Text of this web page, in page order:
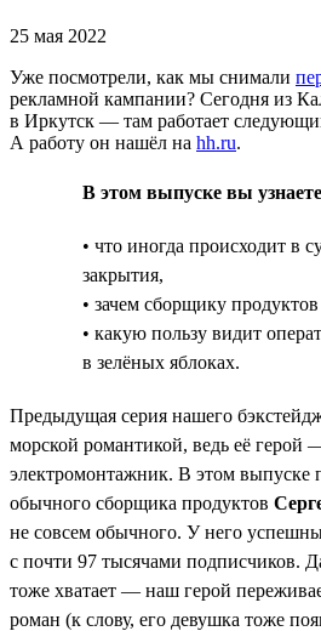
25 мая 2022
Уже посмотрели, как мы снимали
рекламной кампании? Сегодня из
в Иркутск — там работает
А работу он нашёл на hh.ru.
В этом выпуске вы
• что иногда происходит в
закрытия,
• зачем сборщику
• какую пользу видит
в зелёных яблоках.
Предыдущая серия нашего
морской романтикой, ведь её герой
электромонтажник. В этом выпуске
обычного сборщика продуктов
не совсем обычного. У него
с почти 97 тысячами подписчиков.
тоже хватает — наш герой
роман (к слову, его девушка тоже